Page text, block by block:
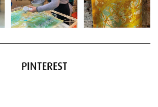
PINTEREST